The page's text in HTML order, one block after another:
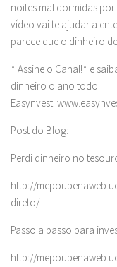
noites mal dormidas
vídeo vai te ajudar a
parece que o dinheiro
* Assine o Canal!* e
dinheiro o ano todo!
Easynvest:
Post do Blog:
Perdi dinheiro no
http://
direto/
Passo a passo para
http://